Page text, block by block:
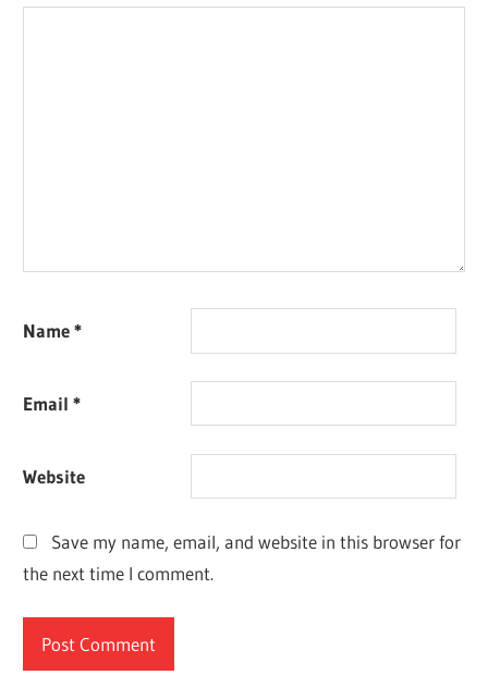
Name*
Email*
Website
Save my name, email, and website in this browser for
the next time I comment.